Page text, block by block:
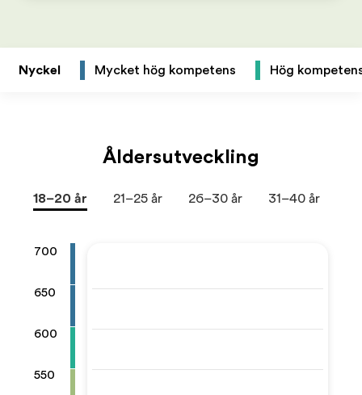
Nyckel Mycket hög kompetens Hög
Åldersutveckling
18–20 år 21–25 år 26–30 år 31–40 år
700
650
600
550